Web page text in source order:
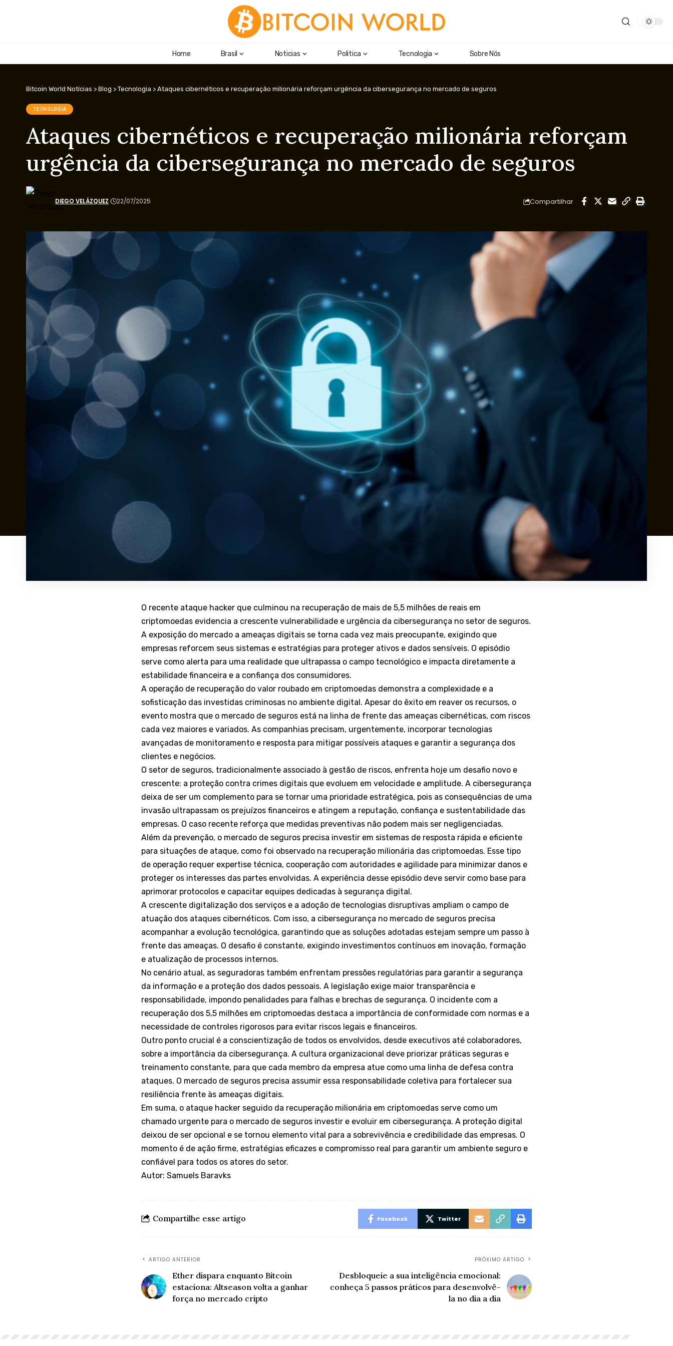
Home Brasil Noticias Politica Tecnologia Sobre Nós
Bitcoin World Notícias > Blog > Tecnologia > Ataques cibernéticos e recuperação milionária reforçam urgência da cibersegurança no mercado de seguros
TECNOLOGIA
Ataques cibernéticos e recuperação milionária reforçam
urgência da cibersegurança no mercado de seguros
DIEGO VELÁZQUEZ 22/07/2025 Compartilhar
O recente ataque hacker que culminou na recuperação de mais de 5,5 milhões de reais em
criptomoedas evidencia a crescente vulnerabilidade e urgência da cibersegurança no setor de seguros.
A exposição do mercado a ameaças digitais se torna cada vez mais preocupante, exigindo que
empresas reforcem seus sistemas e estratégias para proteger ativos e dados sensíveis. O episódio
serve como alerta para uma realidade que ultrapassa o campo tecnológico e impacta diretamente a
estabilidade financeira e a confiança dos consumidores.
A operação de recuperação do valor roubado em criptomoedas demonstra a complexidade e a
sofisticação das investidas criminosas no ambiente digital. Apesar do êxito em reaver os recursos, o
evento mostra que o mercado de seguros está na linha de frente das ameaças cibernéticas, com riscos
cada vez maiores e variados. As companhias precisam, urgentemente, incorporar tecnologias
avançadas de monitoramento e resposta para mitigar possíveis ataques e garantir a segurança dos
clientes e negócios.
O setor de seguros, tradicionalmente associado à gestão de riscos, enfrenta hoje um desafio novo e
crescente: a proteção contra crimes digitais que evoluem em velocidade e amplitude. A cibersegurança
deixa de ser um complemento para se tornar uma prioridade estratégica, pois as consequências de uma
invasão ultrapassam os prejuízos financeiros e atingem a reputação, confiança e sustentabilidade das
empresas. O caso recente reforça que medidas preventivas não podem mais ser negligenciadas.
Além da prevenção, o mercado de seguros precisa investir em sistemas de resposta rápida e eficiente
para situações de ataque, como foi observado na recuperação milionária das criptomoedas. Esse tipo
de operação requer expertise técnica, cooperação com autoridades e agilidade para minimizar danos e
proteger os interesses das partes envolvidas. A experiência desse episódio deve servir como base para
aprimorar protocolos e capacitar equipes dedicadas à segurança digital.
A crescente digitalização dos serviços e a adoção de tecnologias disruptivas ampliam o campo de
atuação dos ataques cibernéticos. Com isso, a cibersegurança no mercado de seguros precisa
acompanhar a evolução tecnológica, garantindo que as soluções adotadas estejam sempre um passo à
frente das ameaças. O desafio é constante, exigindo investimentos contínuos em inovação, formação
e atualização de processos internos.
No cenário atual, as seguradoras também enfrentam pressões regulatórias para garantir a segurança
da informação e a proteção dos dados pessoais. A legislação exige maior transparência e
responsabilidade, impondo penalidades para falhas e brechas de segurança. O incidente com a
recuperação dos 5,5 milhões em criptomoedas destaca a importância de conformidade com normas e a
necessidade de controles rigorosos para evitar riscos legais e financeiros.
Outro ponto crucial é a conscientização de todos os envolvidos, desde executivos até colaboradores,
sobre a importância da cibersegurança. A cultura organizacional deve priorizar práticas seguras e
treinamento constante, para que cada membro da empresa atue como uma linha de defesa contra
ataques. O mercado de seguros precisa assumir essa responsabilidade coletiva para fortalecer sua
resiliência frente às ameaças digitais.
Em suma, o ataque hacker seguido da recuperação milionária em criptomoedas serve como um
chamado urgente para o mercado de seguros investir e evoluir em cibersegurança. A proteção digital
deixou de ser opcional e se tornou elemento vital para a sobrevivência e credibilidade das empresas. O
momento é de ação firme, estratégias eficazes e compromisso real para garantir um ambiente seguro e
confiável para todos os atores do setor.
Autor: Samuels Baravks
Compartilhe esse artigo Facebook Twitter
ARTIGO ANTERIOR
Ether dispara enquanto Bitcoin
estaciona: Altseason volta a ganhar
força no mercado cripto
PRÓXIMO ARTIGO
Desbloqueie a sua inteligência emocional:
conheça 5 passos práticos para desenvolvê-
la no dia a dia